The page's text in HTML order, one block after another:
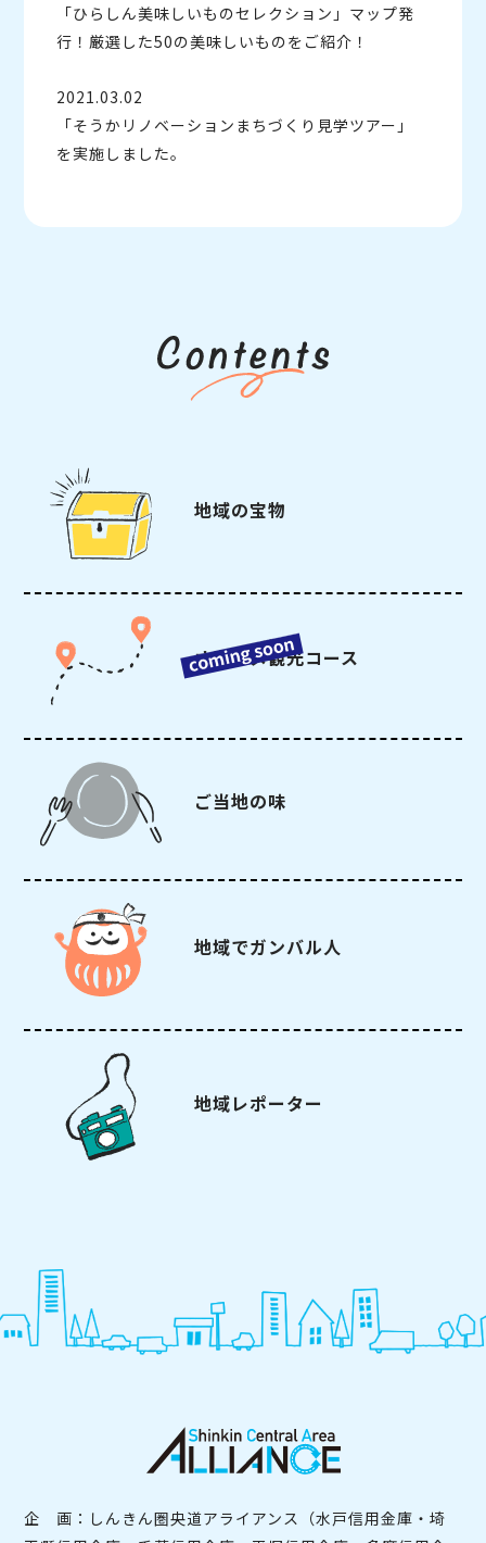
「ひらしん美味しいものセレクション」マップ発
行！厳選した50の美味しいものをご紹介！
2021.03.02
「そうかリノベーションまちづくり見学ツアー」
を実施しました。
地域の宝物
オススメ観光コース
ご当地の味
地域でガンバル人
地域レポーター
企 画：しんきん圏央道アライアンス（水戸信用金庫・埼